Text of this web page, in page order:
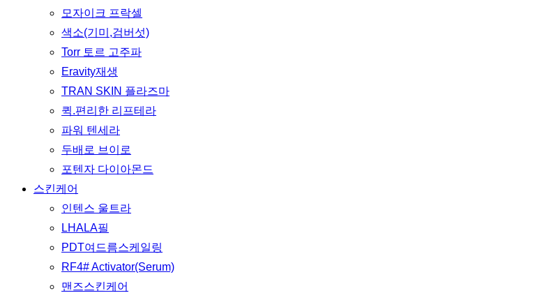
모자이크 프락셀
색소(기미,검버섯)
Torr 토르 고주파
Eravity재생
TRAN SKIN 플라즈마
퀵.편리한 리프테라
파워 텐세라
두배로 브이로
포텐자 다이아몬드
스킨케어
인텐스 울트라
LHALA필
PDT여드름스케일링
RF4# Activator(Serum)
맨즈스킨케어